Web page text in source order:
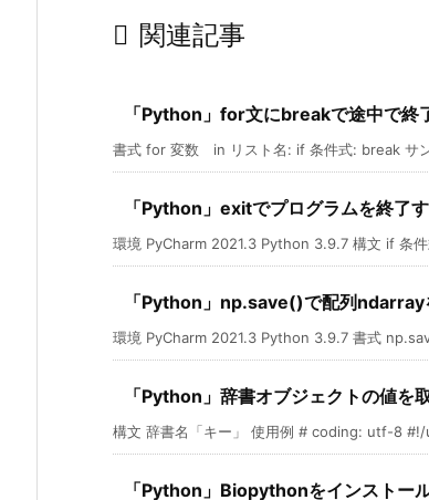
 関連記事
「Python」for文にbreakで途中で終
書式 for 変数 in リスト名: if 条件式: break サ
「Python」exitでプログラムを終了
環境 PyCharm 2021.3 Python 3.9.7 構文 if 条
「Python」np.save()で配列ndarray
環境 PyCharm 2021.3 Python 3.9.7 書式
「Python」辞書オブジェクトの値を
構文 辞書名「キー」 使用例 # coding: utf-8
「Python」Biopythonをインストー